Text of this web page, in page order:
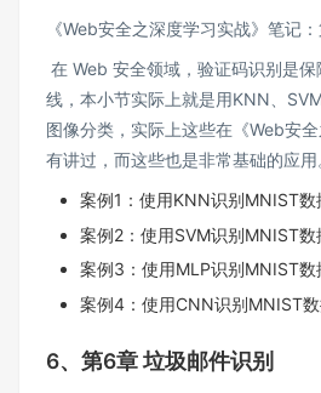
《Web安全之深度学习实战》笔记
在 Web 安全领域，验证码识别是
线，本小节实际上就是用KNN、
图像分类，实际上这些在《Web安
有讲过，而这些也是非常基础的应用
案例1：使用KNN识别MNIST数
案例2：使用SVM识别MNIST数
案例3：使用MLP识别MNIST数
案例4：使用CNN识别MNIST
6、第6章 垃圾邮件识别